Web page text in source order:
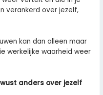
verankerd over jezelf,
kan dan alleen maar
werkelijke waarheid weer
anders over jezelf